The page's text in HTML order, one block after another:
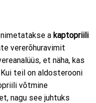
a kaptopriili
vererõhuravimit
et näha, kas
teil on aldosterooni
võtmine
nagu see juhtuks